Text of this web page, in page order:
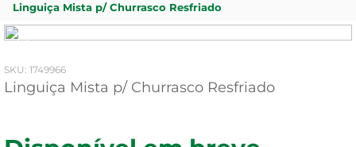
Linguiça Mista p/ Churrasco Resfriado
: 1749966
Linguiça Mista p/ Churrasco Resfriado